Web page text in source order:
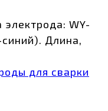
WY-
Длина,
для сварки